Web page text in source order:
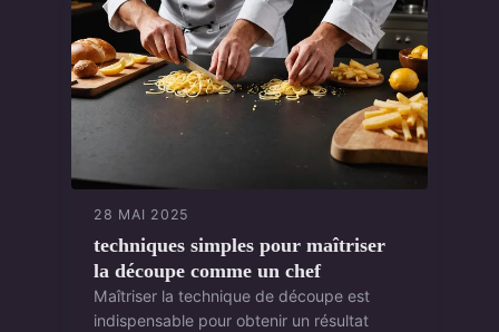
28 MAI 2025
techniques simples pour maîtriser
la découpe comme un chef
Maîtriser la technique de découpe est
indispensable pour obtenir un résultat